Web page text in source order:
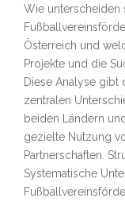
Wie unterscheiden
Österreich und
Projekte und die
Diese Analyse
zentralen
beiden Ländern
gezielte Nutzung
Partnerschaften.
Systematische